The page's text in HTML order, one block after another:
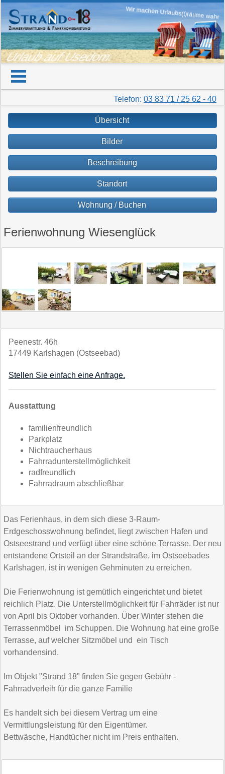
Wir machen Urlaubs(t)räume wahr
Urlaub auf Usedom
Telefon: 03 83 71 / 25 62 - 40
Übersicht
Bilder
Beschreibung
Standort
Wohnung / Buchen
Ferienwohnung Wiesenglück
Peenestr. 46h
17449 Karlshagen (Ostseebad)
Stellen Sie einfach eine Anfrage.
Ausstattung
familienfreundlich
Parkplatz
Nichtraucherhaus
Fahrradunterstellmöglichkeit
radfreundlich
Fahrradraum abschließbar
Das Ferienhaus, in dem sich diese 3-Raum-
Erdgeschosswohnung befindet, liegt zwischen Hafen und
Ostseestrand und verfügt über eine schöne Terrasse. Der neu
entstandene Ortsteil an der Strandstraße, im Ostseebades
Karlshagen, ist in wenigen Gehminuten zu erreichen.
Die Ferienwohnung ist gemütlich eingerichtet und bietet
reichlich Platz. Die Unterstellmöglichkeit für Fahrräder ist nur
von April bis Oktober vorhanden. Über Winter stehen die
Terrassenmöbel im Schuppen. Die Wohnung hat eine große
Terrasse, auf welcher Sitzmöbel und ein Tisch
vorhandensind.
Im Objekt "Strand 18" finden Sie gegen Gebühr -
Fahrradverleih für die ganze Familie
Es handelt sich bei diesem Vertrag um eine
Vermittlungsleistung für den Eigentümer.
Bettwäsche, Handtücher nicht im Preis enthalten.